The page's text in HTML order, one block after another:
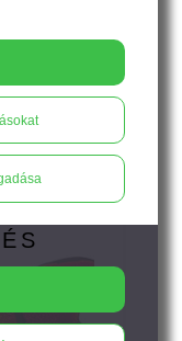
lógós